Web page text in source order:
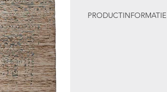
PRODUCTINFORMATIE